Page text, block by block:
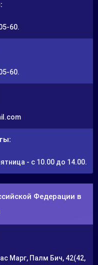
60.
60.
- с 10.00 до 14.00.
Федерации в
Марг, Палм Бич, 42(42,